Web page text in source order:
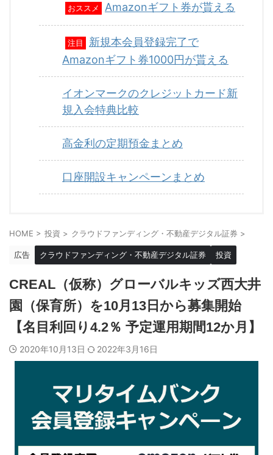
おススメ Amazonギフト券が貰える
注目
新規本会員登録完了で
Amazonギフト券1000円が貰える
イオンマークのクレジットカード新
規入会特典比較
高金利の定期預金まとめ
口座開設キャンペーンまとめ
HOME > 投資 > クラウドファンディング・不動産デジタル証券 >
広告 クラウドファンディング・不動産デジタル証券 投資
CREAL（仮称）グローバルキッズ西大井
園（保育所）を10月13日から募集開始
【名目利回り4.2％ 予定運用期間12か月】
2020年10月13日 2022年3月16日